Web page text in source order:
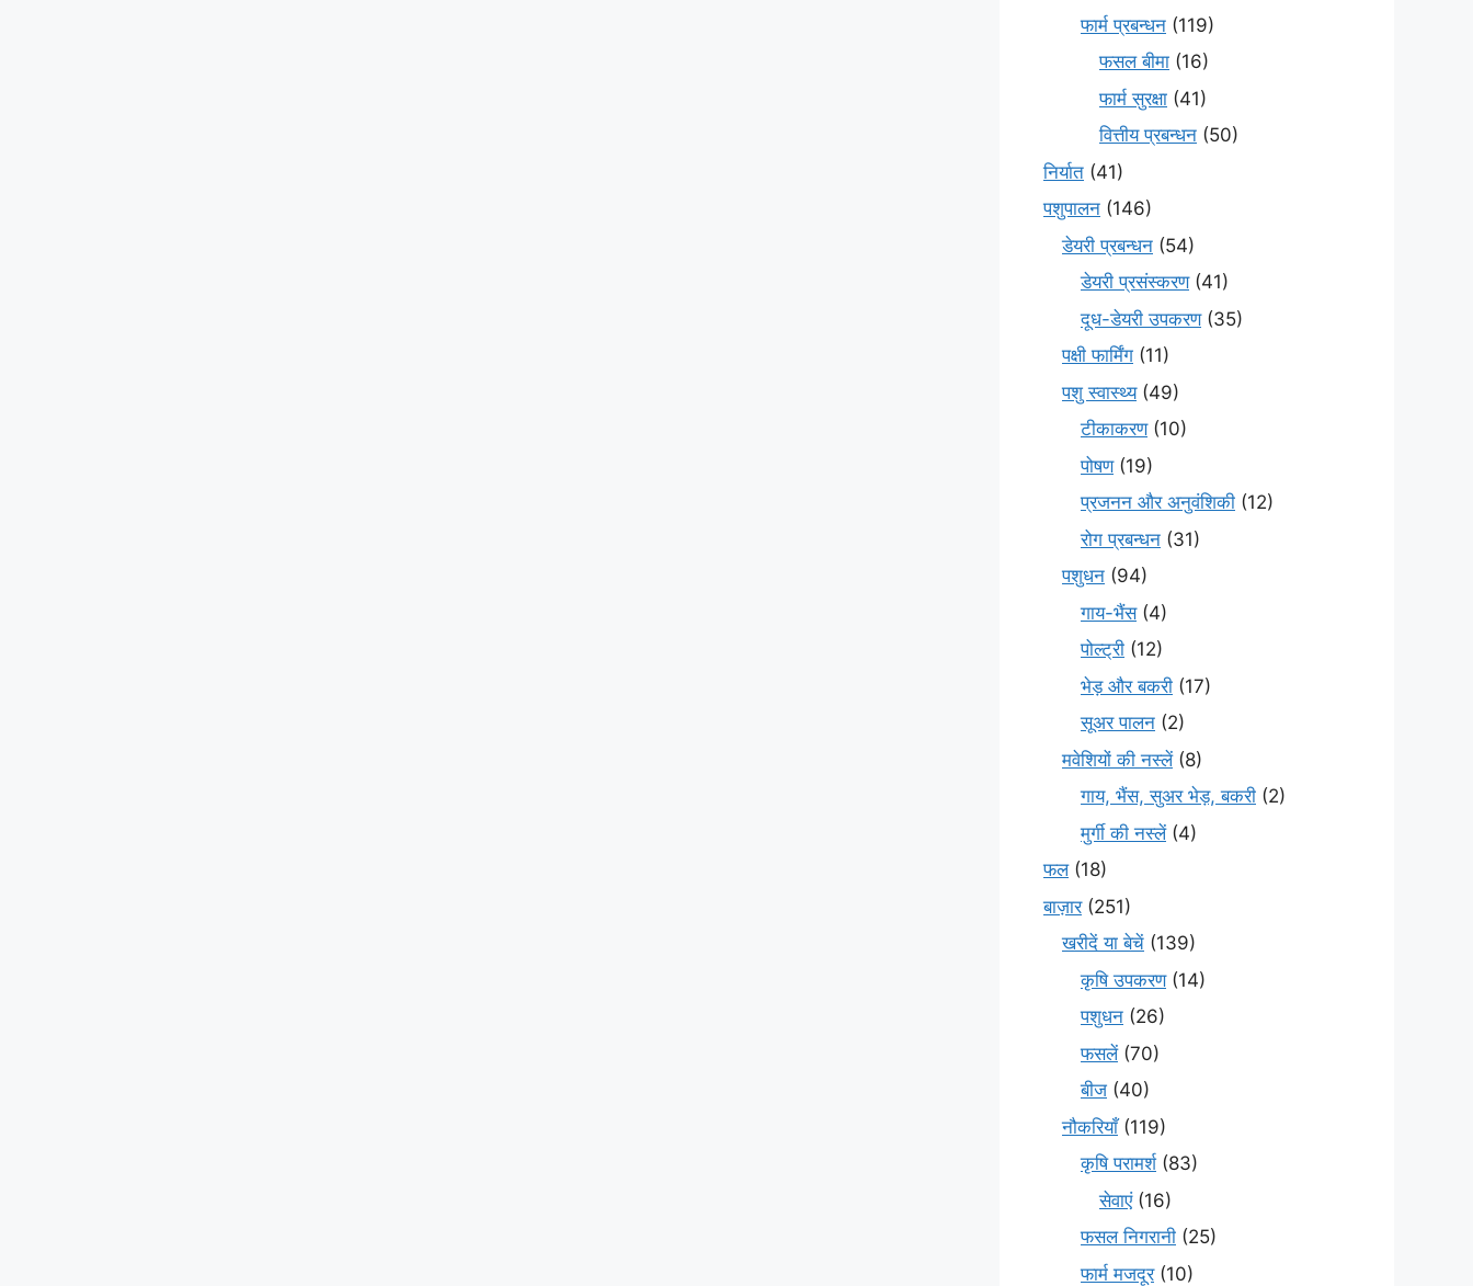
फार्म प्रबन्धन (119)
फसल बीमा (16)
फार्म सुरक्षा (41)
वित्तीय प्रबन्धन (50)
निर्यात (41)
पशुपालन (146)
डेयरी प्रबन्धन (54)
डेयरी प्रसंस्करण(41)
दूध-डेयरी उपकरण(35)
पक्षी फार्मिंग (11)
पशु स्वास्थ्य(49)
टीकाकरण(10)
पोषण(19)
प्रजनन और अनुवंशिकी (12)
रोग प्रबन्धन (31)
पशुधन (94)
गाय-भैंस(4)
पोल्ट्री (12)
भेड़ और बकरी (17)
सूअर पालन (2)
मवेशियों की नस्लें(8)
गाय, भैंस, सुअर भेड़, बकरी (2)
मुर्गी की नस्लें(4)
फल(18)
बाज़ार(251)
खरीदें या बेचें (139)
कृषि उपकरण(14)
पशुधन (26)
फसलें(70)
बीज (40)
नौकरियाँ(119)
कृषि परामर्श(83)
सेवाएं(16)
फसल निगरानी (25)
फार्म मजदूर(10)